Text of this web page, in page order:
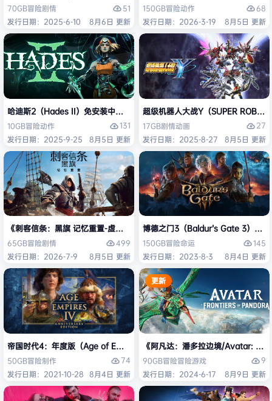
70GB冒险剧情
51
发行日期：2025-6-10
8月6日 更新
150GB冒险动作
68
发行日期：2026-3-19
8月5日 更新
哈迪斯2（Hades II）免安装中文版
10GB冒险动作
131
发行日期：2025-9-25
8月5日 更新
超级机器人大战Y（SUPER
17GB剧情动画
27
发行日期：2025-8-27
8月5日 更新
《刺客信条：黑旗 记忆重置-虚拟机版/Assassin’s Creed Black Flag
65GB冒险剧情
499
发行日期：2026-7-9
8月5日 更新
博德之门3（Baldur’s Gate 3）免安
150GB冒险命运
145
发行日期：2023-8-3
8月4日 更新
帝国时代4：年度版（Age of Empires IV: Anniversary Edition）免安装
50GB冒险制作
74
发行日期：2021-10-28 8月4日 更新
更新
《阿凡达：潘多拉边境/Avatar:
90GB冒险冒险游戏
9
发行日期：2024-6-17
8月9日 更新